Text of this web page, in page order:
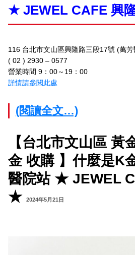
★ JEWEL CAFE 興
116 台北市文山區興隆路三段17號 (萬
( 02 ) 2930 – 0577
營業時間 9：00～19：00
詳情請參閱此處
(閱讀全文…)
【台北市文山區 黃
金 收購 】什麼是K
醫院站 ★ JEWEL
★
2024年5月21日